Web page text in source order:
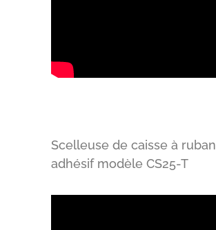
Scelleuse de caisse à ruban
adhésif modèle CS25-T